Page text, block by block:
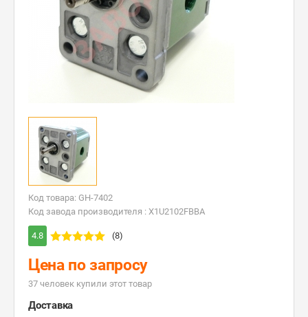
Код товара: GH-7402
Код завода производителя : X1U2102FBBA
4.8 (8)
Цена по запросу
37 человек купили этот товар
Доставка